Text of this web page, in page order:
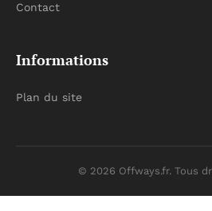
Contact
Informations
Plan du site
© 2026 Offways.fr. Tous